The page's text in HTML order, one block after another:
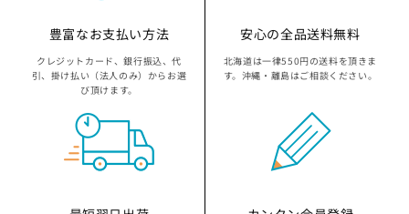
京都府の指定袋から探す
大坂府の指定袋から探す
兵庫県の指定袋から探す
豊富なお支払い方法
クレジットカード、銀行振込、代
引、掛け払い（法人のみ）からお選
び頂けます。
安心の全品送料無料
北海道は一律550円の送料を頂きま
す。沖縄・離島はご相談ください。